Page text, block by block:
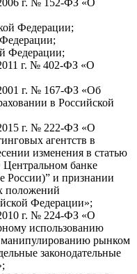
г. № 152-ФЗ «О
Федерации;
Федерации;
г. № 402-ФЗ «О
г. № 167-ФЗ «Об
в Российской
г. № 222-ФЗ «О
агентств в
изменения в статью
Центральном банке
России)” и признании
положений
Федерации»;
г. № 224-ФЗ «О
использованию
рынком
законодательные